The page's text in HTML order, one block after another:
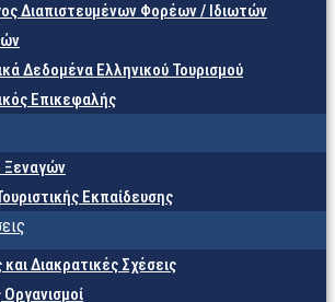
Διαπιστευμένων Φορέων / Ιδιωτών
Δεδομένα Ελληνικού Τουρισμού
Επικεφαλής
Εκπαίδευσης
και Διακρατικές Σχέσεις
Οργανισμοί